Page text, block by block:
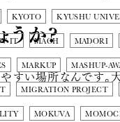
KYOTO KYUSHU
IT MACH MADORI
MARKUP MASHUP-
MIGRATION PROJECT
MOKUVA
うか?
すい場所なんです。